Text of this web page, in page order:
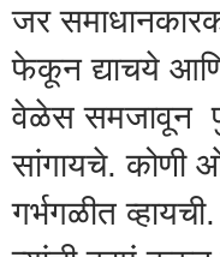
जर
फेकून द्याचये
वेळेस समजावून
सांगायचे. कोणी
गर्भगळीत